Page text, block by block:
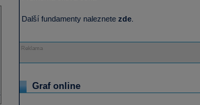
Další fundamenty naleznete zde.
Reklama
Graf online